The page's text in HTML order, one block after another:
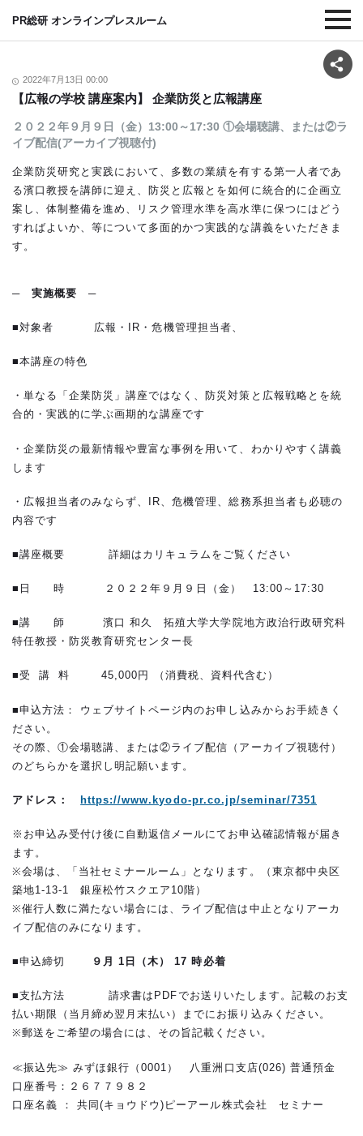
PR総研 オンラインプレスルーム
2022年7月13日 00:00
【広報の学校 講座案内】 企業防災と広報講座
２０２２年９月９日（金）13:00～17:30 ①会場聴講、または②ラ
イブ配信(アーカイブ視聴付)
企業防災研究と実践において、多数の業績を有する第一人者であ
る濱口教授を講師に迎え、防災と広報とを如何に統合的に企画立
案し、体制整備を進め、リスク管理水準を高水準に保つにはどう
すればよいか、等について多面的かつ実践的な講義をいただきま
す。
─実施概要 ─
■対象者 広報・IR・危機管理担当者、
■本講座の特色
・単なる「企業防災」講座ではなく、防災対策と広報戦略とを統
合的・実践的に学ぶ画期的な講座です
・企業防災の最新情報や豊富な事例を用いて、わかりやすく講義
します
・広報担当者のみならず、IR、危機管理、総務系担当者も必聴の
内容です
■講座概要 詳細はカリキュラムをご覧ください
■日 時 ２０２２年９月９日（金） 13:00～17:30
■講 師 濱口 和久 拓殖大学大学院地方政治行政研究科
特任教授・防災教育研究センター長
■受 講 料 45,000円 （消費税、資料代含む）
■申込方法： ウェブサイトページ内のお申し込みからお手続きく
ださい。
その際、①会場聴講、または②ライブ配信（アーカイブ視聴付）
のどちらかを選択し明記願います。
アドレス： https://www.kyodo-pr.co.jp/seminar/7351
※お申込み受付け後に自動返信メールにてお申込確認情報が届き
ます。
※会場は、「当社セミナールーム」となります。（東京都中央区
築地1-13-1 銀座松竹スクエア10階）
※催行人数に満たない場合には、ライブ配信は中止となりアーカ
イブ配信のみになります。
■申込締切 ９ 月 1日（木） 17 時必着
■支払方法 請求書は PDFでお送りいたします。記載のお支
払い期限（当月締め翌月末払い）までにお振り込みください。
※郵送をご希望の場合には、その旨記載ください。
≪振込先≫ みずほ銀行（0001） 八重洲口支店(026) 普通預金
口座番号：２６７７９８２
口座名義 ： 共同(キョウドウ)ピーアール株式会社 セミナー